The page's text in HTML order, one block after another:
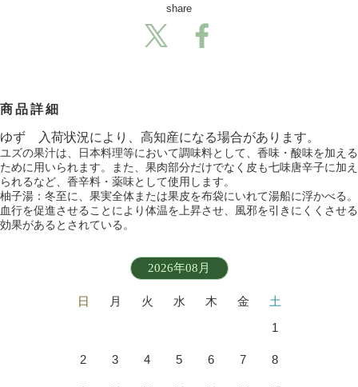
share
商品詳細
ゆず 入荷状況により、高知産になる場合があります。
ユズの果汁は、日本料理等において調味料として、香味・酸味を加える
ために用いられます。また、果肉部分だけでなく皮も七味唐辛子に加え
られるなど、香辛料・薬味として使用します。
柚子湯：冬至に、果実全体または果皮を布袋にいれて湯船に浮かべる。
血行を促進させることにより体温を上昇させ、風邪を引きにくくさせる
効果があるとされている。
2026年08月
日 月 火 水 木 金
土
1
2 3 4 5 6 7 8